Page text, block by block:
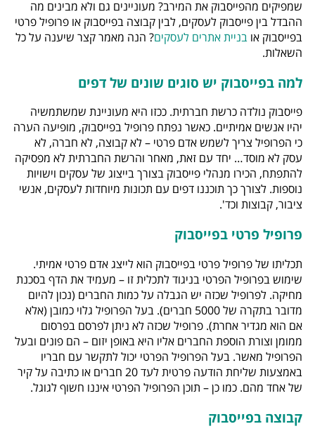
שמפיקים מהפייסבוק את המירב? מעוניינים גם ולא מבינים מה
ההבדל בין פייסבוק לעסקים, לבין קבוצה בפייסבוק או פרופיל פרטי
בפייסבוק או בניית אתרים לעסקים? הנה מאמר קצר שיענה על כל
השאלות.
למה בפייסבוק יש סוגים שונים של דפים
פייסבוק נולדה כרשת חברתית. ככזו היא מעוניינת שמשתמשיה
יהיו אנשים אמיתיים. כאשר נפתח פרופיל בפייסבוק, מופיעה הערה
כי הפרופיל צריך לשמש אדם פרטי – לא קבוצה, לא חברה, לא
עסק לא מוסד… יחד עם זאת, מאחר והרשת החברתית לא מפסיקה
להתפתח, הכירו מנהלי פייסבוק בצורך בייצוג של עסקים וישויות
נוספות. לצורך כך תוכננו דפים עם תכונות מיוחדות לעסקים, אנשי
ציבור, קבוצות וכד'.
פרופיל פרטי בפייסבוק
תכליתו של פרופיל פרטי בפייסבוק הוא לייצג אדם פרטי אמיתי.
שימוש בפרופיל הפרטי בניגוד לתכלית זו – מעמיד את הדף בסכנת
מחיקה. לפרופיל שכזה יש הגבלה על כמות החברים (נכון להיום
מדובר בתקרה של 5000 חברים). בעל הפרופיל גלוי כמובן (אלא
אם הוא מגדיר אחרת). פרופיל שכזה לא ניתן לפרסם בפרסום
ממומן וצורת הוספת החברים אליו היא באופן יזום – הם פונים ובעל
הפרופיל מאשר. בעל הפרופיל הפרטי יכול לתקשר עם חבריו
באמצעות שליחת הודעה פרטית לעד 20 חברים או כתיבה על קיר
של אחד מהם. כמו כן – תוכן הפרופיל הפרטי איננו חשוף לגוגל.
קבוצה בפייסבוק